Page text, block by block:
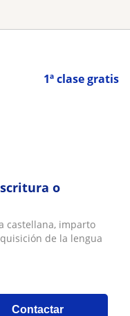
1ª clase gratis
o
castellana, imparto
de la lengua
Contactar